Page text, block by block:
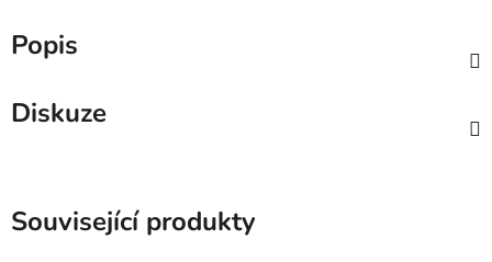
Popis
Diskuze
Související produkty